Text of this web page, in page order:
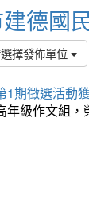
德國
擇發佈單位
1期徵選活動
級作文組